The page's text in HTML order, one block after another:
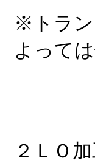
※トラン
よって
２ＬＯ